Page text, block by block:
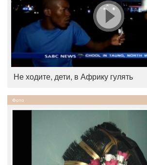
Не ходите, дети, в Африку гулять
Фото